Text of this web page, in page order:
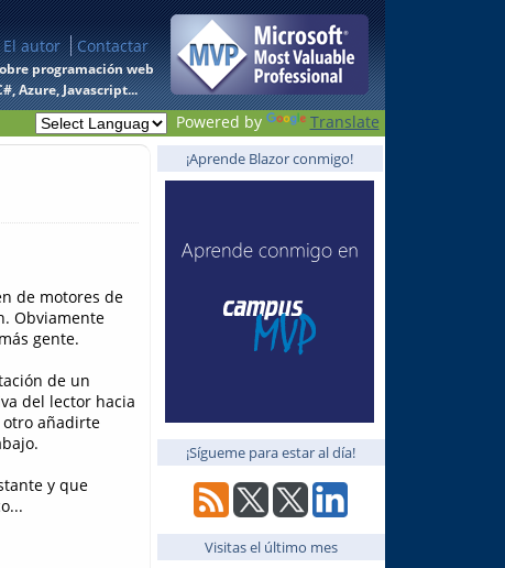
El autor Contactar
programación web
Azure, Javascript...
Powered by Translate
de motores de
Obviamente
gente.
de un
del lector hacia
otro añadirte
y que
¡Aprende Blazor conmigo!
¡Sígueme para estar al día!
Visitas el último mes